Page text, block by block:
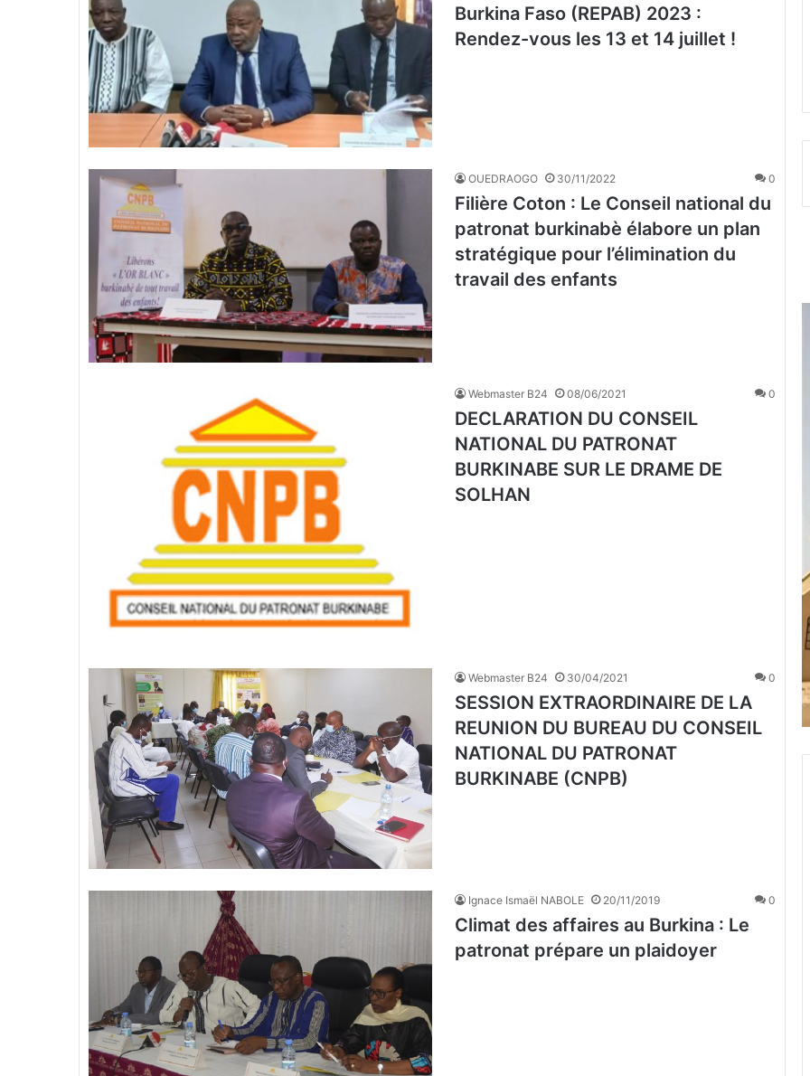
Burkina Faso (REPAB) 2023 :
Rendez-vous les 13 et 14 juillet !
OUEDRAOGO 30/11/2022 0
Filière Coton : Le Conseil national du
patronat burkinabè élabore un plan
stratégique pour l’élimination du
travail des enfants
Webmaster B24 08/06/2021 0
DECLARATION DU CONSEIL
NATIONAL DU PATRONAT
BURKINABE SUR LE DRAME DE
SOLHAN
Webmaster B24 30/04/2021 0
SESSION EXTRAORDINAIRE DE LA
REUNION DU BUREAU DU CONSEIL
NATIONAL DU PATRONAT
BURKINABE (CNPB)
Ignace Ismaël NABOLE 20/11/2019 0
Climat des affaires au Burkina : Le
patronat prépare un plaidoyer